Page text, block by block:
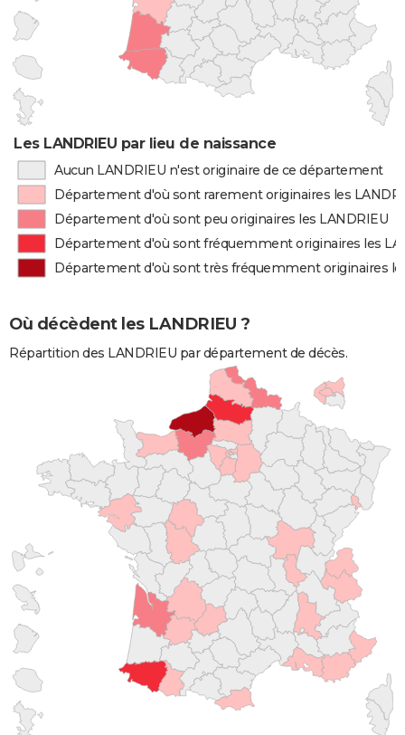
Les LANDRIEU par lieu de naissance
Aucun LANDRIEU n'est originaire de ce département
Département d'où sont rarement originaires les
Département d'où sont peu originaires les LANDRIEU
Département d'où sont fréquemment originaires les
Département d'où sont très fréquemment originaires
Où décèdent les LANDRIEU ?
Répartition des LANDRIEU par département de décès.